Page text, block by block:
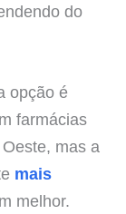
do
opção é
farmácias
mas a
mais
melhor.